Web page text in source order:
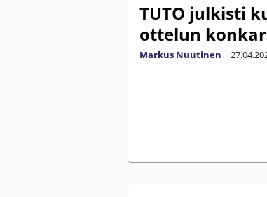
TUTO julkisti
ottelun
Markus Nuutinen |